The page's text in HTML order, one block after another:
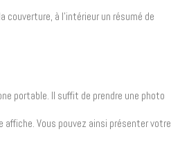
couverture, à l’intérieur un résumé de
portable. Il suffit de prendre une photo
affiche. Vous pouvez ainsi présenter votre